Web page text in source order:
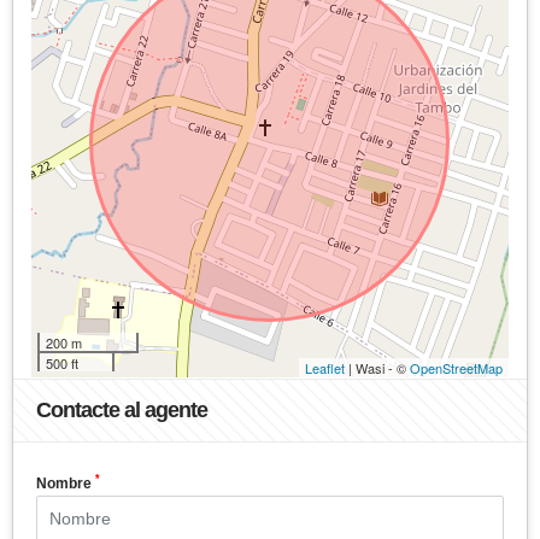
200 m
500 ft
Leaflet | Wasi - ©OpenStreetMap
Contacte al agente
Nombre *